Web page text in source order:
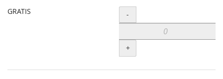
GRATIS Menge
-
+